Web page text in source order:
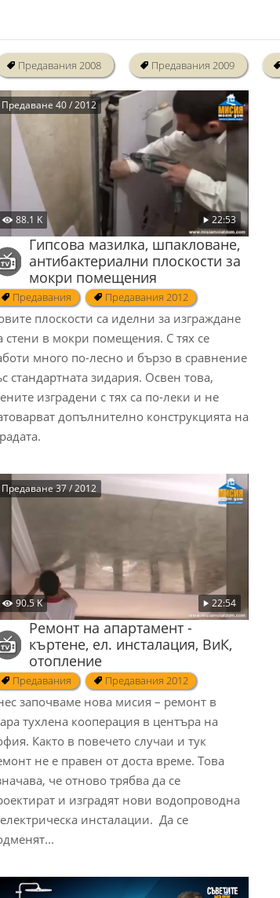
Предавания 2008 Предавания 2009
88.1 K 22:53
Предаване 40 / 2012
Гипсова мазилка, шпакловане,
антибактериални плоскости за
мокри помещения
Предавания Предавания 2012
плоскости са иделни за изграждане
стени в мокри помещения. С тях се
много по-лесно и бързо в сравнение
стандартната зидария. Освен това,
изградени с тях са по-леки и не
допълнително конструкцията на
90.5 K 22:54
Предаване 37 / 2012
Ремонт на апартамент -
къртене, ел. инсталация, ВиК,
отопление
Предавания Предавания 2012
започваме нова мисия – ремонт в
тухлена кооперация в центъра на
Както в повечето случаи и тук
не е правен от доста време. Това
че отново трябва да се
и изградят нови водопроводна
инсталации. Да се